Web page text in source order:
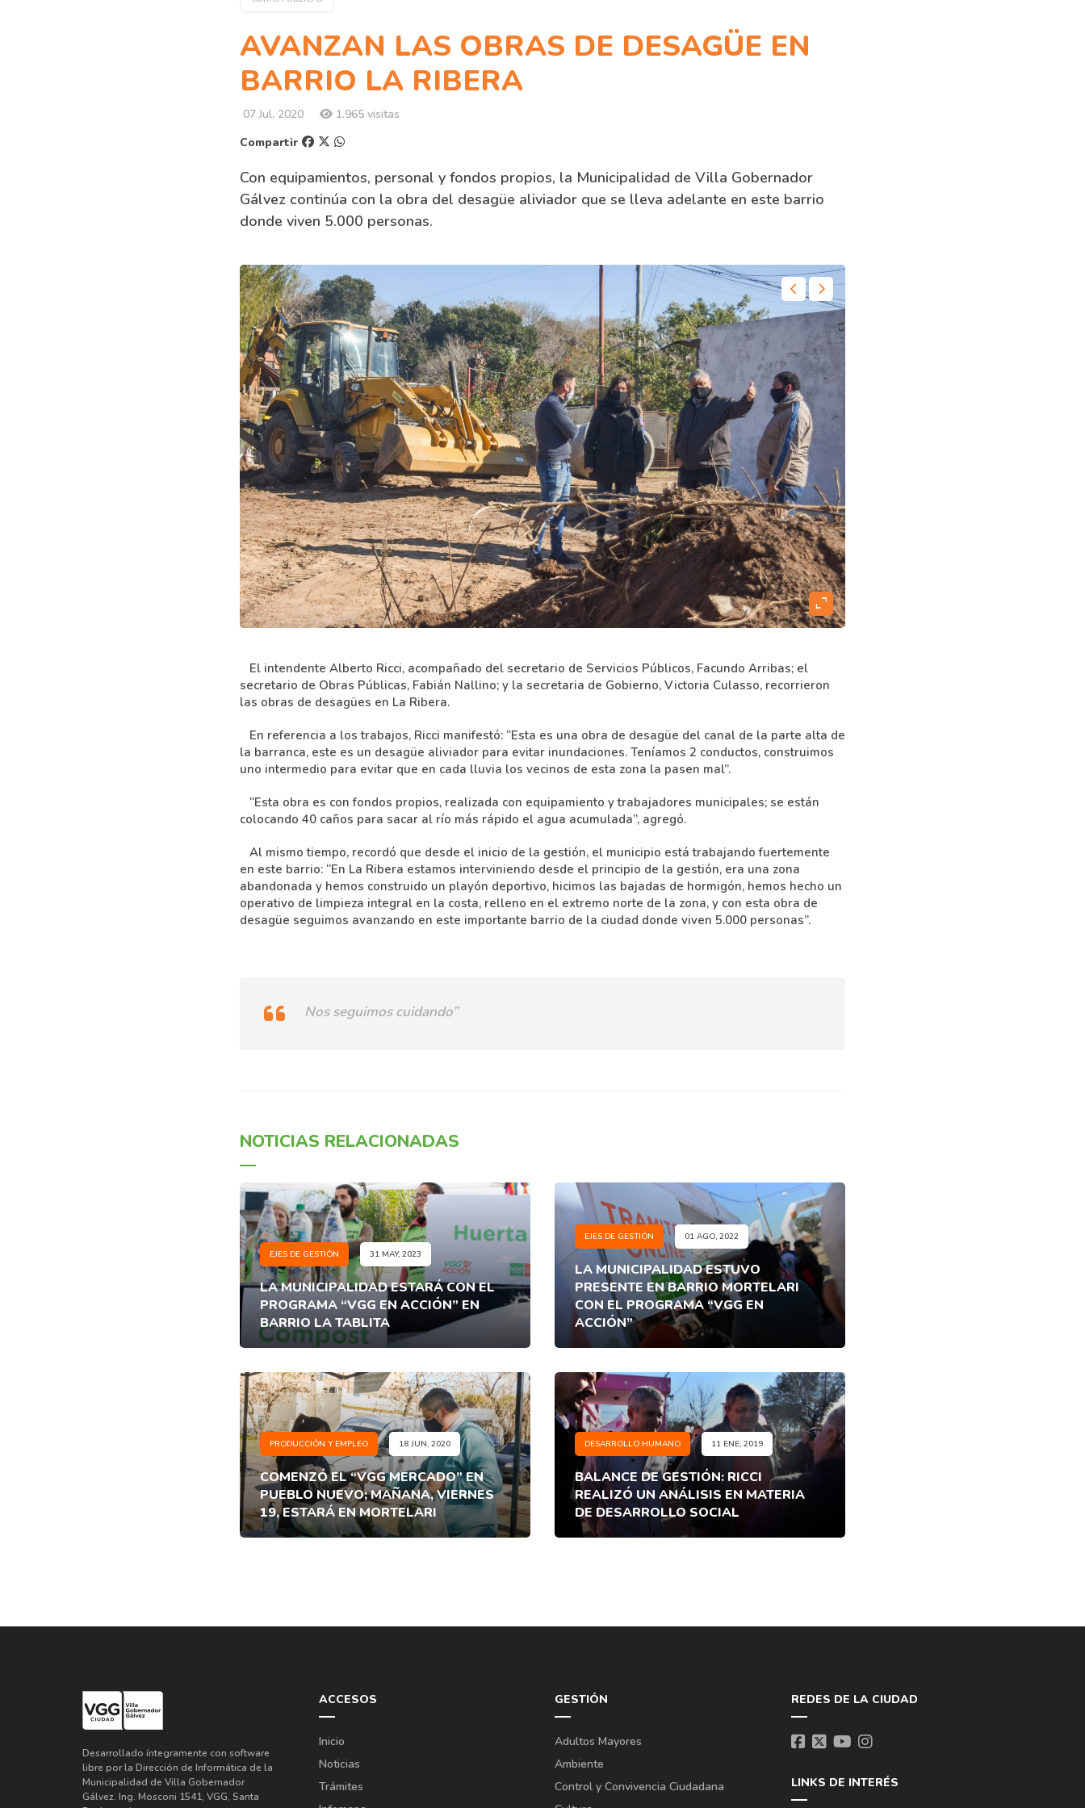
AVANZAN LAS OBRAS DE DESAGÜE EN
BARRIO LA RIBERA
07 Jul, 2020
1.965 visitas
Compartir
Con equipamientos, personal y fondos propios, la Municipalidad de Villa Gobernador
Gálvez continúa con la obra del desagüe aliviador que se lleva adelante en este barrio
donde viven 5.000 personas.
expand_content
El intendente Alberto Ricci, acompañado del secretario de Servicios Públicos, Facundo Arribas; el
secretario de Obras Públicas, Fabián Nallino; y la secretaria de Gobierno, Victoria Culasso, recorrieron
las obras de desagües en La Ribera.
En referencia a los trabajos, Ricci manifestó: “Esta es una obra de desagüe del canal de la parte alta de
la barranca, este es un desagüe aliviador para evitar inundaciones. Teníamos 2 conductos, construimos
uno intermedio para evitar que en cada lluvia los vecinos de esta zona la pasen mal”.
“Esta obra es con fondos propios, realizada con equipamiento y trabajadores municipales; se están
colocando 40 caños para sacar al río más rápido el agua acumulada”, agregó.
Al mismo tiempo, recordó que desde el inicio de la gestión, el municipio está trabajando fuertemente
en este barrio: “En La Ribera estamos interviniendo desde el principio de la gestión, era una zona
abandonada y hemos construido un playón deportivo, hicimos las bajadas de hormigón, hemos hecho un
operativo de limpieza integral en la costa, relleno en el extremo norte de la zona, y con esta obra de
desagüe seguimos avanzando en este importante barrio de la ciudad donde viven 5.000 personas”.
Nos seguimos cuidando”
NOTICIAS RELACIONADAS
EJES DE GESTIÓN 31 MAY, 2023
LA MUNICIPALIDAD ESTARÁ CON EL
PROGRAMA “VGG EN ACCIÓN” EN
BARRIO LA TABLITA
EJES DE GESTIÓN 01 AGO, 2022
LA MUNICIPALIDAD ESTUVO
PRESENTE EN BARRIO MORTELARI
CON EL PROGRAMA “VGG EN
ACCIÓN”
PRODUCCIÓN Y EMPLEO 18 JUN, 2020
COMENZÓ EL “VGG MERCADO” EN
PUEBLO NUEVO; MAÑANA, VIERNES
19, ESTARÁ EN MORTELARI
DESARROLLO HUMANO 11 ENE, 2019
BALANCE DE GESTIÓN: RICCI
REALIZÓ UN ANÁLISIS EN MATERIA
DE DESARROLLO SOCIAL
Desarrollado íntegramente con software
libre por la Dirección de Informática de la
Municipalidad de Villa Gobernador
Gálvez. Ing. Mosconi 1541, VGG, Santa
ACCESOS
Inicio
Noticias
Trámites
GESTIÓN
Adultos Mayores
Ambiente
Control y Convivencia Ciudadana
REDES DE LA CIUDAD
LINKS DE INTERÉS